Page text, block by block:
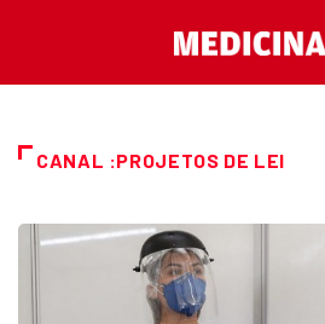
CANAL :PROJETOS DE LEI